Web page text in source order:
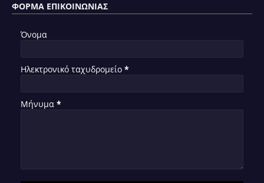
ΦΌΡΜΑ ΕΠΙΚΟΙΝΩΝΊΑΣ
Όνομα
Ηλεκτρονικό ταχυδρομείο *
Μήνυμα *